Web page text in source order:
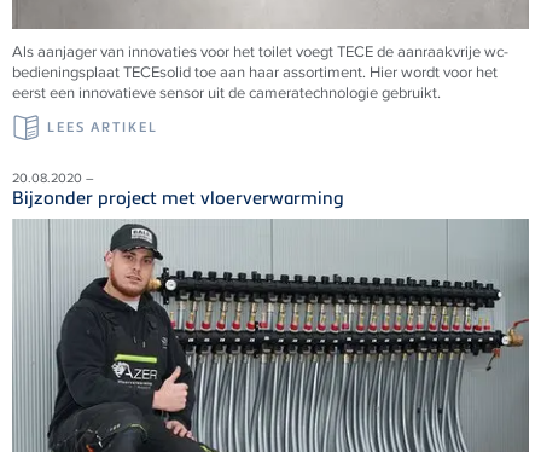
Als aanjager van innovaties voor het toilet voegtTECEde aanraakvrije wc-
bedieningsplaatTECEsolid toe aan haar assortiment. Hier wordt voor het
eerst een innovatieve sensor uit de cameratechnologie gebruikt.
LEES ARTIKEL
20.08.2020 –
Bijzonder project met vloerverwarming